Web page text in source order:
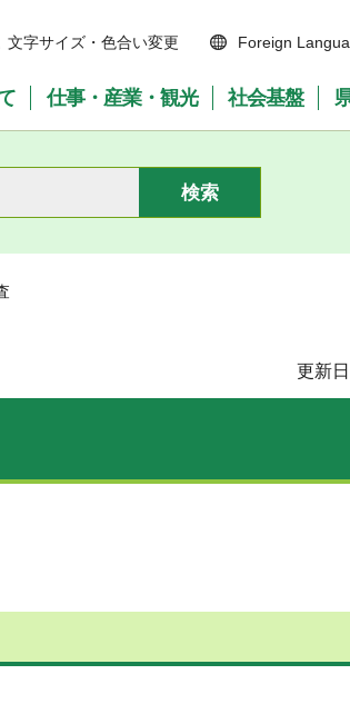
文字サイズ・色合い変更 Foreign
仕事・産業・観光 社会基盤
更新